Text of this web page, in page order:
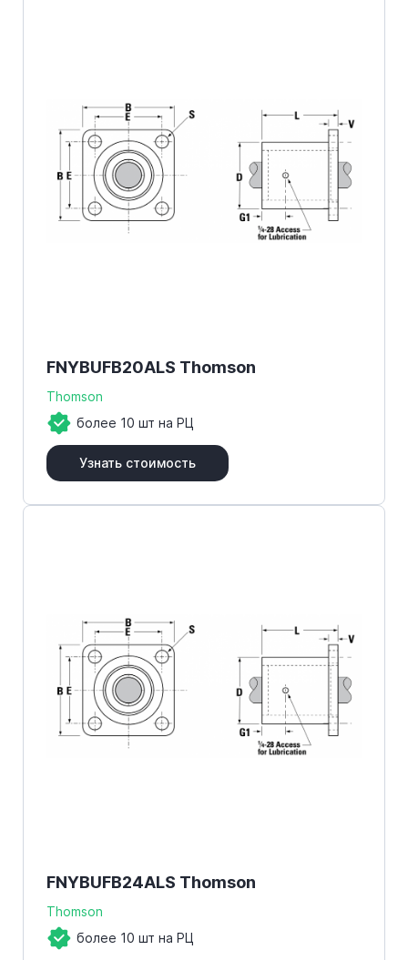
FNYBUFB20ALS Thomson
Thomson
более 10 шт на РЦ
Узнать стоимость
FNYBUFB24ALS Thomson
Thomson
более 10 шт на РЦ